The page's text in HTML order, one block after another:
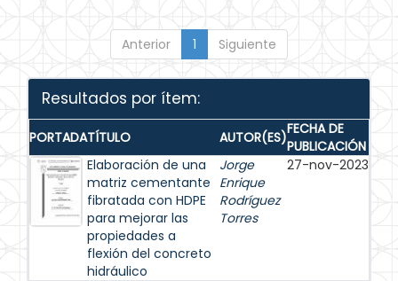
Anterior 1 Siguiente
Resultados por ítem:
PORTADATÍTULO AUTOR(ES)FECHA DE
PUBLICACIÓN
Elaboración de una
matriz cementante
fibratada con HDPE
para mejorar las
propiedades a
flexión del concreto
hidráulico
Jorge
Enrique
Rodríguez
Torres
27-nov-2023